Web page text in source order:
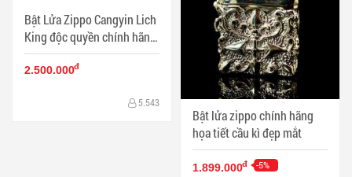
Bật Lửa Zippo Cangyin Lich
King độc quyền chính hãng
Zippo windproof
2.500.000đ
5.543
Bật lửa zippo chính hãng
họa tiết cầu kì đẹp mắt
1.899.000đ -5%